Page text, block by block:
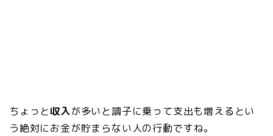
ちょっと収入が多いと調子に乗って支出も増えるとい
う絶対にお金が貯まらない人の行動ですね。